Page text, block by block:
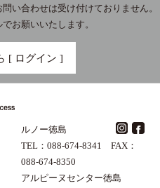
い合わせは受け付けておりません。
お願いいたします。
[ ログイン ]
ルノー徳島
TEL：088-674-8341 FAX：
088-674-8350
アルピーヌセンター徳島